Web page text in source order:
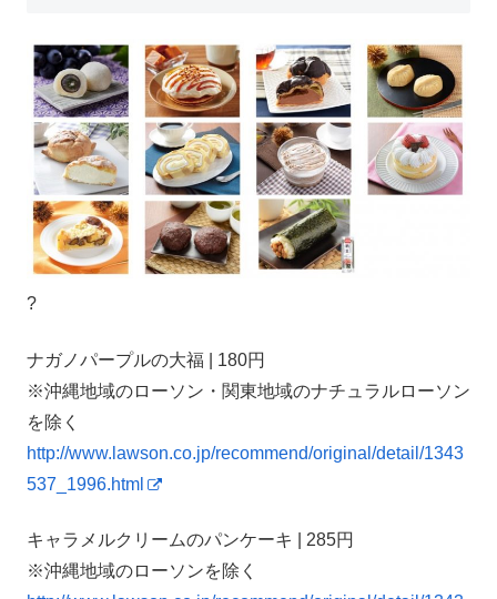
?
ナガノパープルの大福 | 180円
※沖縄地域のローソン・関東地域のナチュラルローソン
を除く
http://www.lawson.co.jp/recommend/original/detail/1343
537_1996.html
キャラメルクリームのパンケーキ | 285円
※沖縄地域のローソンを除く